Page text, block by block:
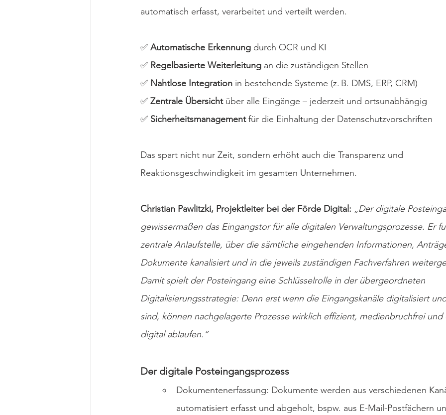
automatisch erfasst, verarbeitet und verteilt werden.
✅ Automatische Erkennung durch OCR und KI
✅ Regelbasierte Weiterleitung an die zuständigen Stellen
✅ Nahtlose Integration in bestehende Systeme (z. B. DMS, ERP, CRM)
✅ Zentrale Übersicht über alle Eingänge – jederzeit und ortsunabhängig
✅ Sicherheitsmanagement für die Einhaltung der Datenschutzvorschriften
Das spart nicht nur Zeit, sondern erhöht auch die Transparenz und
Reaktionsgeschwindigkeit im gesamten Unternehmen.
Christian Pawlitzki, Projektleiter bei der Förde Digital: „Der digitale
gewissermaßen das Eingangstor für alle digitalen Verwaltungsprozesse. Er
zentrale Anlaufstelle, über die sämtliche eingehenden Informationen,
Dokumente kanalisiert und in die jeweils zuständigen Fachverfahren
Damit spielt der Posteingang eine Schlüsselrolle in der übergeordneten
Digitalisierungsstrategie: Denn erst wenn die Eingangskanäle digitalisiert
sind, können nachgelagerte Prozesse wirklich effizient, medienbruchfrei
digital ablaufen.“
Der digitale Posteingangsprozess
Dokumentenerfassung: Dokumente werden aus verschiedenen
automatisiert erfasst und abgeholt, bspw. aus E-Mail-Postfächern